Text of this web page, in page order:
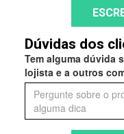
Dúvidas dos
Tem alguma dúvida
lojista e a outros